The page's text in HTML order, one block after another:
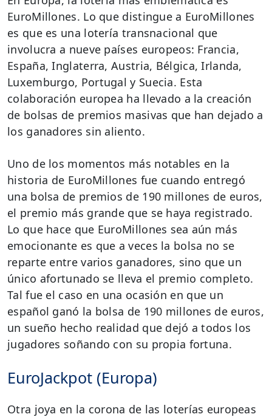
EuroMillones. Lo que distingue a EuroMillones
es que es una lotería transnacional que
involucra a nueve países europeos: Francia,
España, Inglaterra, Austria, Bélgica, Irlanda,
Luxemburgo, Portugal y Suecia. Esta
colaboración europea ha llevado a la creación
de bolsas de premios masivas que han dejado a
los ganadores sin aliento.
Uno de los momentos más notables en la
historia de EuroMillones fue cuando entregó
una bolsa de premios de 190 millones de euros,
el premio más grande que se haya registrado.
Lo que hace que EuroMillones sea aún más
emocionante es que a veces la bolsa no se
reparte entre varios ganadores, sino que un
único afortunado se lleva el premio completo.
Tal fue el caso en una ocasión en que un
español ganó la bolsa de 190 millones de euros,
un sueño hecho realidad que dejó a todos los
jugadores soñando con su propia fortuna.
EuroJackpot (Europa)
Otra joya en la corona de las loterías europeas